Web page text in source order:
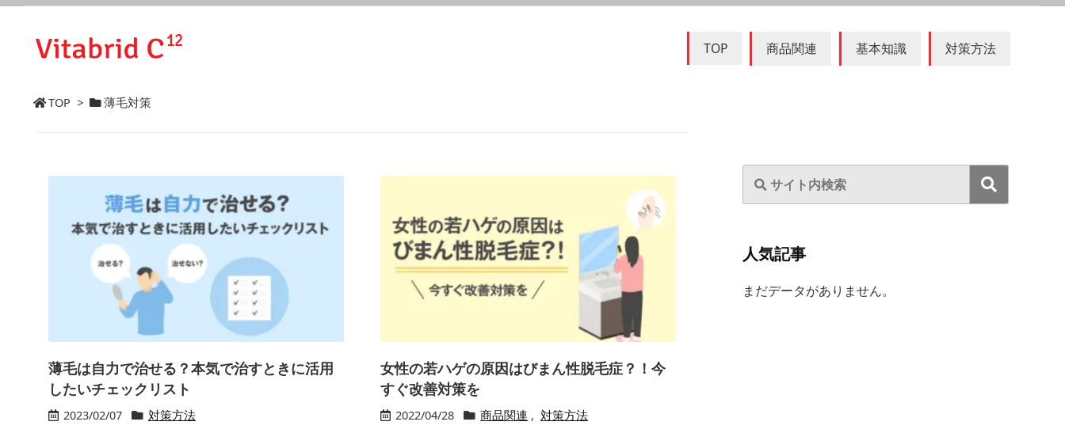
TOP 商品関連 基本知識 対策方法
TOP > 薄毛対策
薄毛は自力で治せる？本気で治すときに活用
したいチェックリスト
2023/02/07 対策方法
女性の若ハゲの原因はびまん性脱毛症？！今
すぐ改善対策を
2022/04/28 商品関連 , 対策方法
人気記事
まだデータがありません。